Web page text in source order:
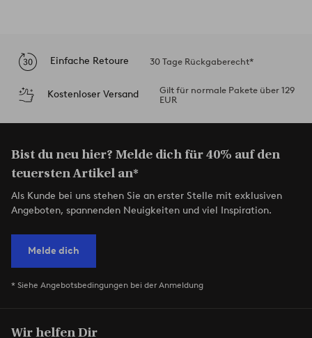
Einfache Retoure 30 Tage Rückgaberecht*
Kostenloser Versand
Gilt für normale Pakete über 129
EUR
Bist du neu hier? Melde dich für 40% auf den
teuersten Artikel an*
Als Kunde bei uns stehen Sie an erster Stelle mit exklusiven
Angeboten, spannenden Neuigkeiten und viel Inspiration.
Melde dich
* Siehe Angebotsbedingungen bei der Anmeldung
Wir helfen Dir